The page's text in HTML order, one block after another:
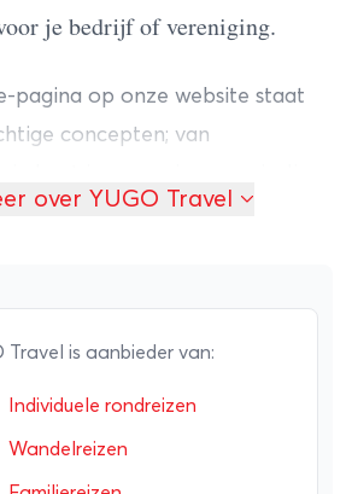
je bedrijf of vereniging.
pagina op onze website staat
concepten; van
zelf organiseert tot
de presentatie misschien iets
onze social-media gelikter.
inhoud boven vorm, échte
over YUGO Travel
Travel is aanbieder van:
Individuele rondreizen
Wandelreizen